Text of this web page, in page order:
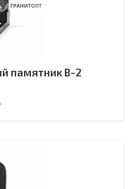
памятник В-2